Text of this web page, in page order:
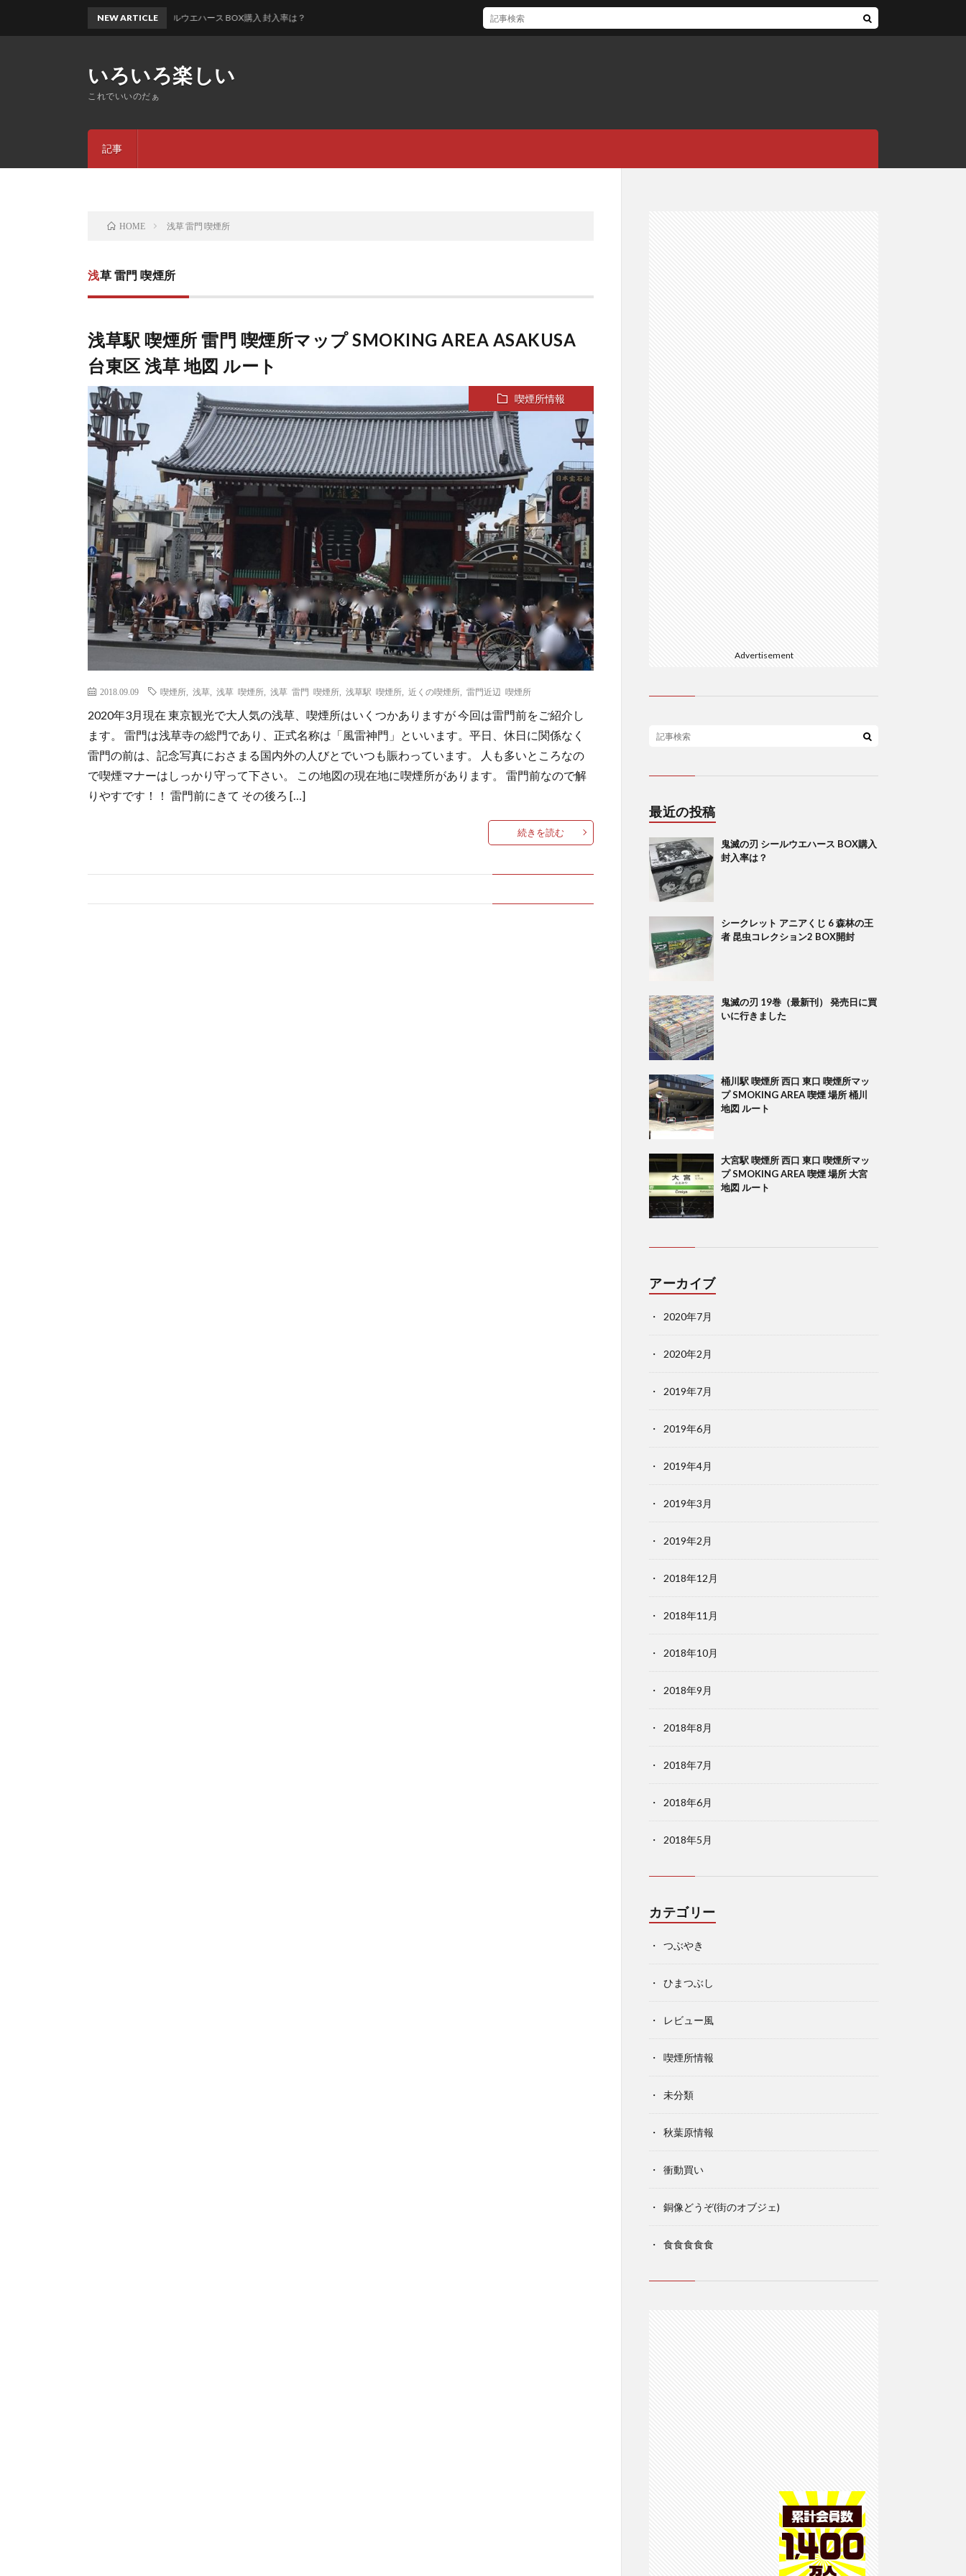
いろいろ楽しい
これでいいのだぁ
記事
NEW ARTICLE
鬼滅の刃 シールウエハース BOX購入 封入率は？
HOME 浅草 雷門 喫煙所
浅草 雷門 喫煙所
浅草駅 喫煙所 雷門 喫煙所マップ SMOKING AREA ASAKUSA
台東区 浅草 地図 ルート
喫煙所情報
2018.09.09 喫煙所 浅草 浅草 喫煙所 浅草 雷門 喫煙所 浅草駅 喫煙所 近くの喫煙所 雷門近辺 喫煙所
2020年3月現在 東京観光で大人気の浅草、喫煙所はいくつかありますが 今回は雷門前をご紹介し
ます。 雷門は浅草寺の総門であり、正式名称は「風雷神門」といいます。平日、休日に関係なく
雷門の前は、記念写真におさまる国内外の人びとでいつも賑わっています。 人も多いところなの
で喫煙マナーはしっかり守って下さい。 この地図の現在地に喫煙所があります。 雷門前なので解
りやすです！！ 雷門前にきて その後ろ […]
続きを読む
Advertisement
最近の投稿
鬼滅の刃 シールウエハース BOX購入
封入率は？
シークレット アニアくじ 6 森林の王
者 昆虫コレクション2 BOX開封
鬼滅の刃 19巻（最新刊） 発売日に買
いに行きました
桶川駅 喫煙所 西口 東口 喫煙所マッ
プ SMOKING AREA 喫煙 場所 桶川
地図 ルート
大宮駅 喫煙所 西口 東口 喫煙所マッ
プ SMOKING AREA 喫煙 場所 大宮
地図 ルート
アーカイブ
2020年7月
2020年2月
2019年7月
2019年6月
2019年4月
2019年3月
2019年2月
2018年12月
2018年11月
2018年10月
2018年9月
2018年8月
2018年7月
2018年6月
2018年5月
カテゴリー
つぶやき
ひまつぶし
レビュー風
喫煙所情報
未分類
秋葉原情報
衝動買い
銅像どうぞ(街のオブジェ)
食食食食食